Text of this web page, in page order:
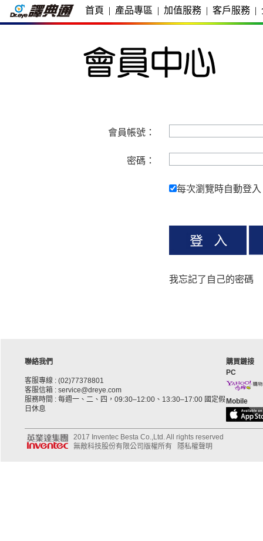
首頁 | 產品專區 | 加值服務 | 客戶服務 |
會員帳號：
密碼：
每次瀏覽時自動登入
我忘記了自己的密碼
聯絡我們
客服專線 : (02)77378801
客服信箱 : service@dreye.com
服務時間 : 每週一、二、四，09:30–12:00、13:30–17:00 國定假
日休息
購買鏈接
PC
Mobile
2017 Inventec Besta Co.,Ltd. All rights reserved
無敵科技股份有限公司版權所有
隱私權聲明